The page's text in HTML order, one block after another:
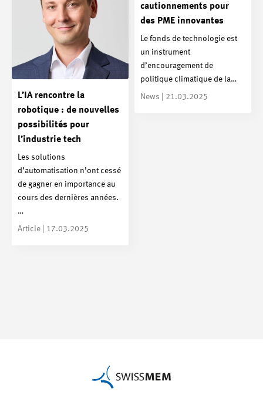
cautionnements pour
des PME innovantes
Le fonds de technologie est
un instrument
d’encouragement de
politique climatique de la…
News | 21.03.2025
L’IA rencontre la
robotique : de nouvelles
possibilités pour
l’industrie tech
Les solutions
d’automatisation n’ont cessé
de gagner en importance au
cours des dernières années.
…
Article | 17.03.2025